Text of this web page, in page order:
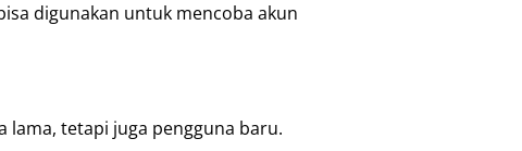
digunakan untuk mencoba akun
lama, tetapi juga pengguna baru.